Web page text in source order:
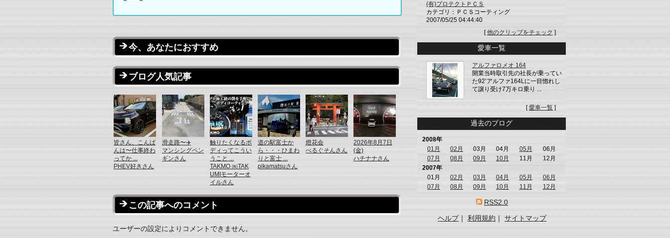
今、あなたにおすすめ
ブログ人気記事
皆さん、こんば
んは〜仕事終わ
ってか ...
PHEV好きさん
滑走路〜✈️
マンシングペン
ギンさん
触りたくなるボ
ディってこうい
うこと ...
TAKMO ㈱TAK
UMIモーターオ
イルさん
道の駅富士か
ら・・・ひまわ
りと富士 ...
pikamatsuさん
燈花会
べるぐそんさん
2026年8月7日
(金)
ハチナナさん
この記事へのコメント
ユーザーの設定によりコメントできません。
(有)プロテクトＰＣＳ
カテゴリ：ＰＣＳコーティング
2007/05/25 04:44:40
[他のクリップをチェック ]
愛車一覧
アルファロメオ 164
開業当時取引先の社長が乗ってい
た92’アルファ164Lに一目惚れし
て譲り受け7万キロ乗り ...
[愛車一覧 ]
過去のブログ
2008年
01月
02月 03月 04月 05月
06月
07月
08月 09月 10月 11月
12月
2007年
01月
02月 03月 04月 05月
06月
07月
08月 09月 10月 11月 12月
RSS2.0
ヘルプ｜ 利用規約 ｜ サイトマップ